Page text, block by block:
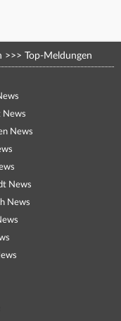
>>> Top-Meldungen
News
News
News
News